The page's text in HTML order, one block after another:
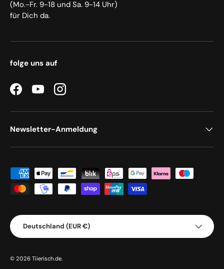
(Mo.-Fr. 9-18 und Sa. 9-14 Uhr)
für Dich da.
folge uns auf
FacebookYouTubeInstagram
Newsletter-Anmeldung
Zahlungsmethoden
Land/Region
Deutschland (EUR €)
© 2026 Tiierisch.de